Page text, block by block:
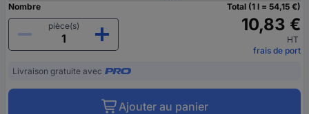
Nombre
pièce(s)
Total (1 l = 54,15 €)
10,83 €
HT
frais de port
Livraison gratuite avec
Ajouter au panier